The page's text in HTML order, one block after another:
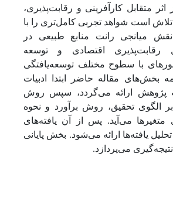
اثر متقابل کارآفرینی و رقابت‌پذیری،
است شواهد تجربی کامل‌تری را با
میانجی رانت منابع طبیعی در
رقابت‌پذیری اقتصادی و توسعه
با سطوح مختلف توسعه‌یافتگی
بخش‌های مقاله حاضر ابتدا ادبیات
پژوهش ارائه می‌گردد، سپس روش
الگوی تحقیق، روش برآورد و نحوه
متغیرها می‌آید. پس از آن یافته‌های
یافته‌ها ارائه می‌شود. بخش پایانی
می‌پردازد.